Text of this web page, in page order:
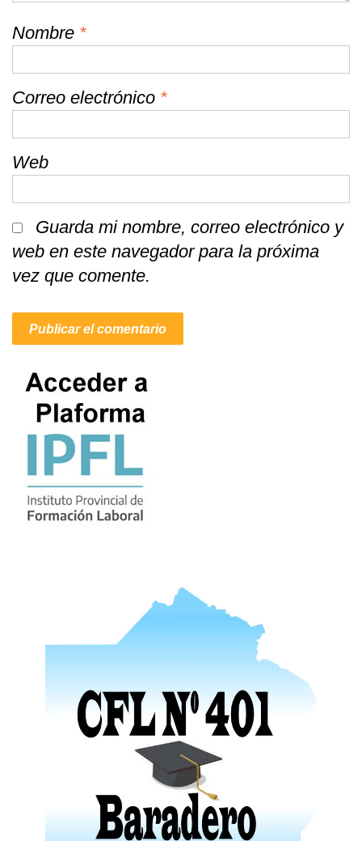
Nombre *
Correo electrónico *
Web
Guarda mi nombre, correo electrónico y
web en este navegador para la próxima
vez que comente.